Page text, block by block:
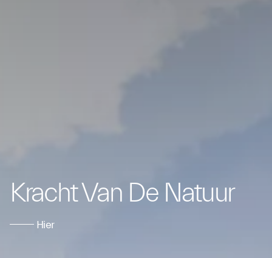
Kracht Van De Natuur
Hier